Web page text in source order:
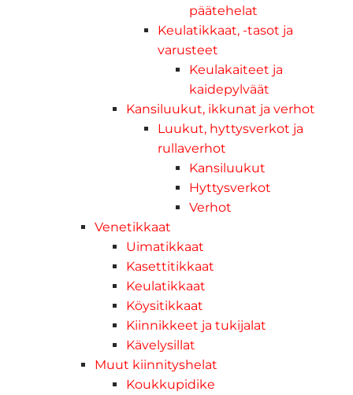
päätehelat
Keulatikkaat, -tasot ja
varusteet
Keulakaiteet ja
kaidepylväät
Kansiluukut, ikkunat ja verhot
Luukut, hyttysverkot ja
rullaverhot
Kansiluukut
Hyttysverkot
Verhot
Venetikkaat
Uimatikkaat
Kasettitikkaat
Keulatikkaat
Köysitikkaat
Kiinnikkeet ja tukijalat
Kävelysillat
Muut kiinnityshelat
Koukkupidike